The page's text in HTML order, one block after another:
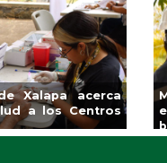
de Veracruz
Artes “Escena